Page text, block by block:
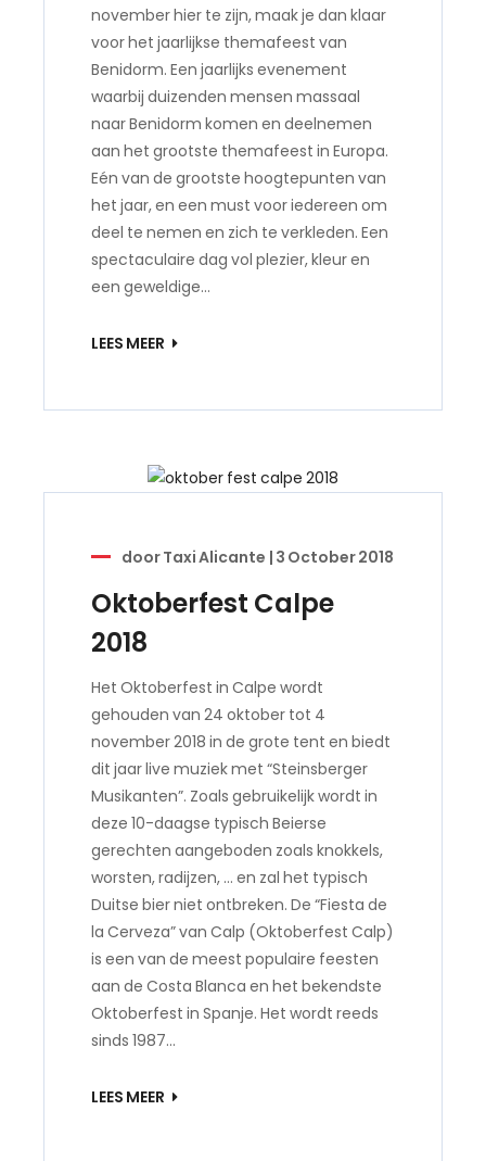
november hier te zijn, maak je dan klaar
voor het jaarlijkse themafeest van
Benidorm. Een jaarlijks evenement
waarbij duizenden mensen massaal
naar Benidorm komen en deelnemen
aan het grootste themafeest in Europa.
Eén van de grootste hoogtepunten van
het jaar, en een must voor iedereen om
deel te nemen en zich te verkleden. Een
spectaculaire dag vol plezier, kleur en
een geweldige…
LEES MEER
doorTaxi Alicante | 3 October 2018
Oktoberfest Calpe
2018
Het Oktoberfest in Calpe wordt
gehouden van 24 oktober tot 4
november 2018 in de grote tent en biedt
dit jaar live muziek met “Steinsberger
Musikanten”. Zoals gebruikelijk wordt in
deze 10-daagse typisch Beierse
gerechten aangeboden zoals knokkels,
worsten, radijzen, … en zal het typisch
Duitse bier niet ontbreken. De “Fiesta de
la Cerveza” van Calp (Oktoberfest Calp)
is een van de meest populaire feesten
aan de Costa Blanca en het bekendste
Oktoberfest in Spanje. Het wordt reeds
sinds 1987…
LEES MEER